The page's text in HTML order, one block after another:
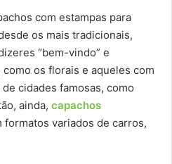
com estampas para
os mais tradicionais,
“bem-vindo” e
como os florais e aqueles com
cidades famosas, como
ainda, capachos
formatos variados de carros,